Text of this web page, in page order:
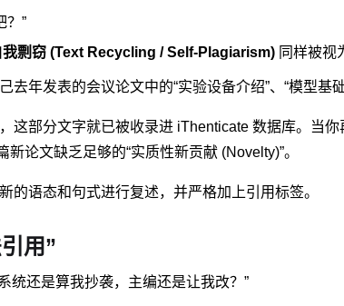
？”
我剽窃 (Text Recycling / Self-Plagiarism) 同样被视
年发表的会议论文中的“实验设备介绍”、“模型基
这部分文字就已被收录进 iThenticate 数据库。当
论文缺乏足够的“实质性新贡献 (Novelty)”。
的语态和句式进行复述，并严格加上引用标签。
用”
统还是算我抄袭，主编还是让我改？”